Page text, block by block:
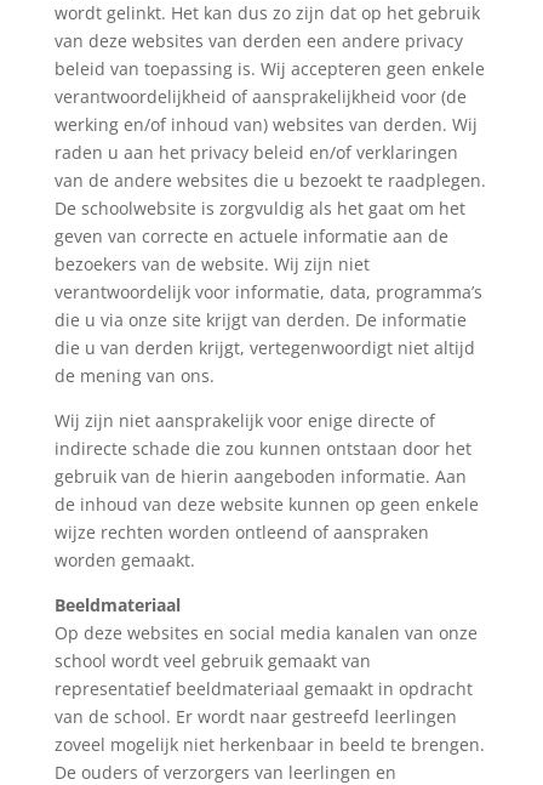
wordt gelinkt. Het kan dus zo zijn dat op het gebruik
van deze websites van derden een andere privacy
beleid van toepassing is. Wij accepteren geen enkele
verantwoordelijkheid of aansprakelijkheid voor (de
werking en/of inhoud van) websites van derden. Wij
raden u aan het privacy beleid en/of verklaringen
van de andere websites die u bezoekt te raadplegen.
​De schoolwebsite is zorgvuldig als het gaat om het
geven van correcte en actuele informatie aan de
bezoekers van de website. Wij zijn niet
verantwoordelijk voor informatie, data, programma’s
die u via onze site krijgt van derden. De informatie
die u van derden krijgt, vertegenwoordigt niet altijd
de mening van ons.
Wij zijn niet aansprakelijk voor enige directe of
indirecte schade die zou kunnen ontstaan door het
gebruik van de hierin aangeboden informatie. Aan
de inhoud van deze website kunnen op geen enkele
wijze rechten worden ontleend of aanspraken
worden gemaakt.​
Beeldmateriaal
Op deze websites en social media kanalen van onze
school wordt veel gebruik gemaakt van
representatief beeldmateriaal gemaakt in opdracht
van de school. Er wordt naar gestreefd leerlingen
zoveel mogelijk niet herkenbaar in beeld te brengen.
De ouders of verzorgers van leerlingen en